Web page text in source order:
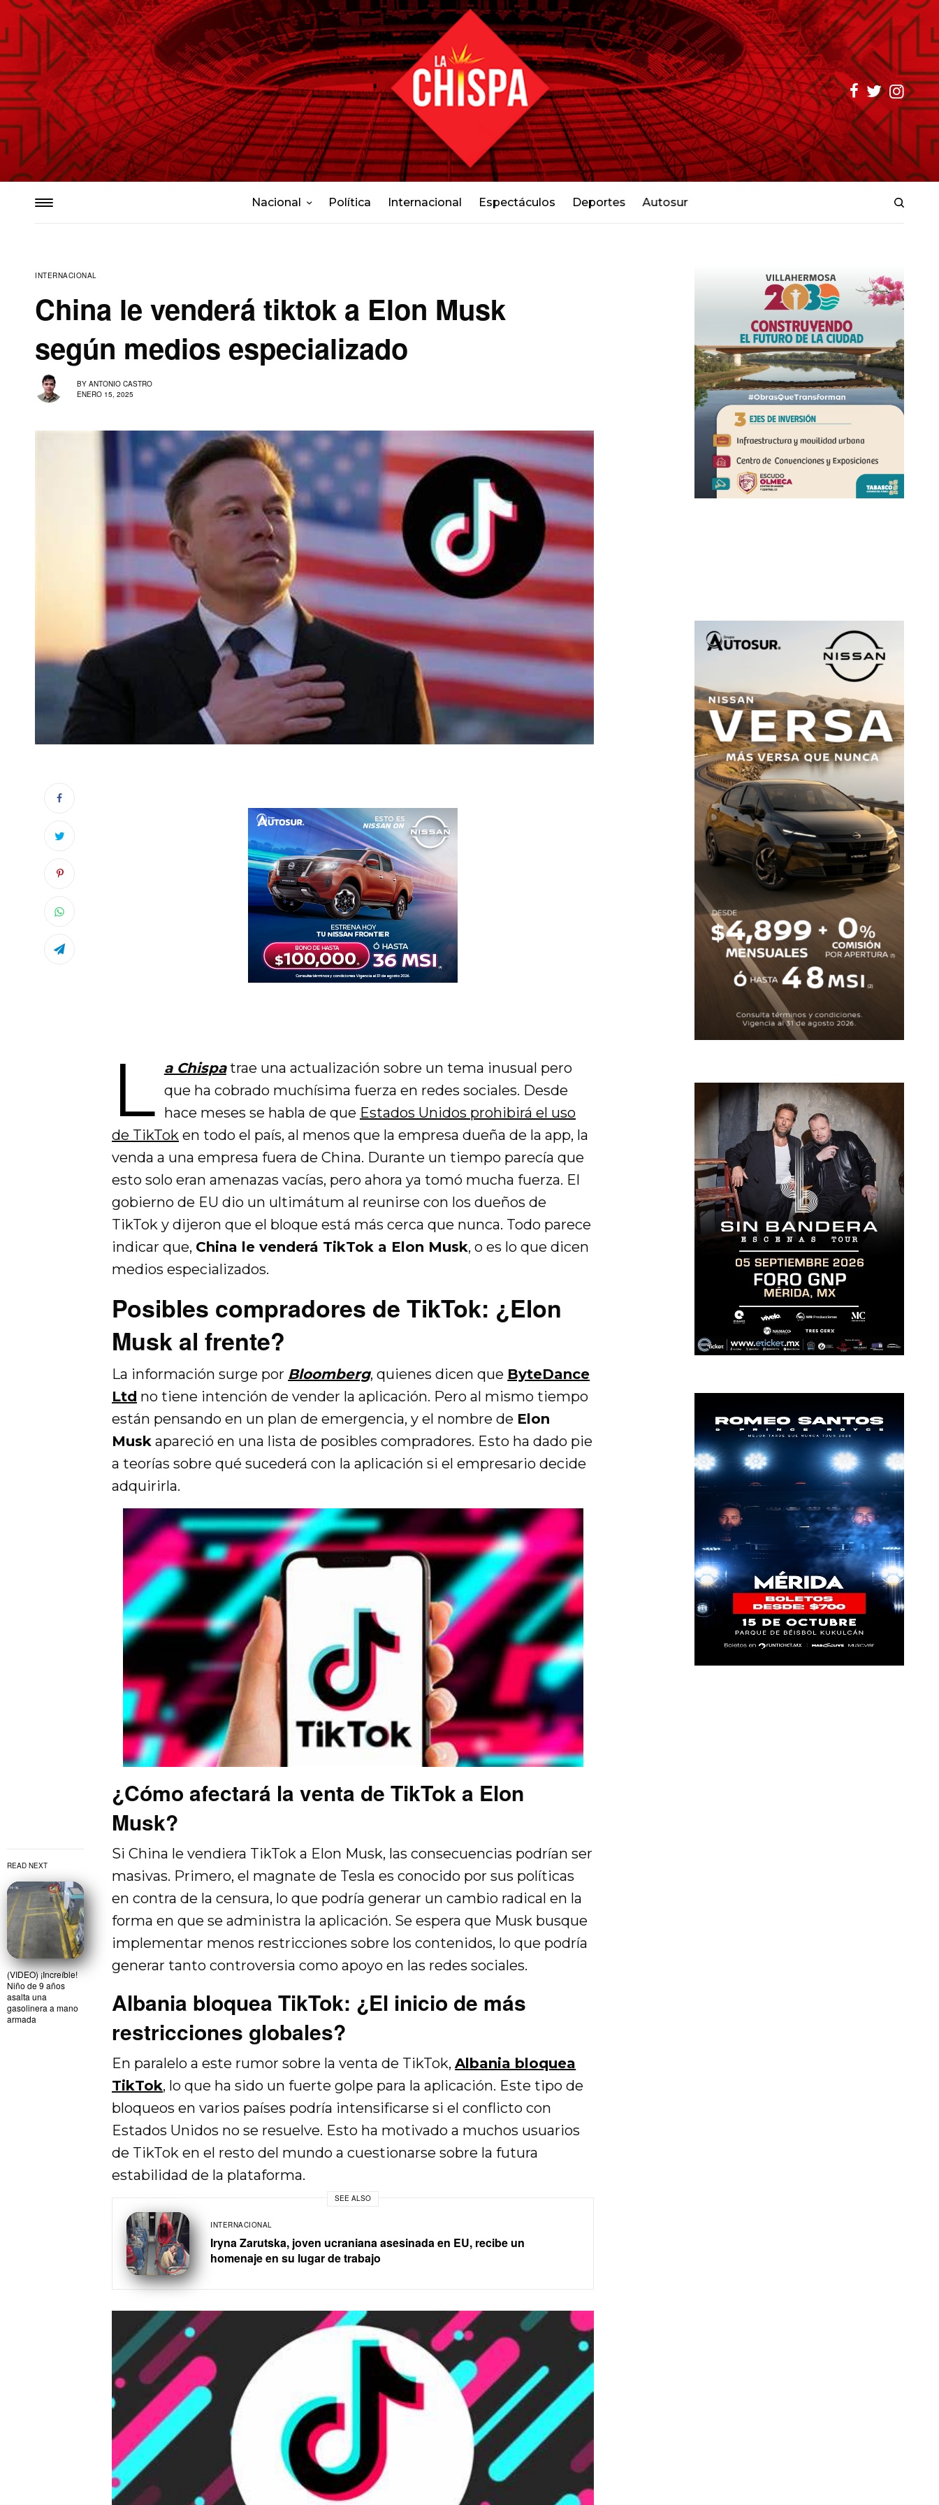
Nacional Política Internacional Espectáculos Deportes Autosur
INTERNACIONAL
China le venderá tiktok a Elon Musk
según medios especializado
BY ANTONIO CASTRO
ENERO 15, 2025
READ NEXT
(VIDEO) ¡Increíble!
Niño de 9 años
asalta una
gasolinera a mano
armada
L a Chispatrae una actualización sobre un tema inusual pero
que ha cobrado muchísima fuerza en redes sociales. Desde
hace meses se habla de que Estados Unidos prohibirá el uso
de TikTok en todo el país, al menos que la empresa dueña de la app, la
venda a una empresa fuera de China. Durante un tiempo parecía que
esto solo eran amenazas vacías, pero ahora ya tomó mucha fuerza. El
gobierno de EU dio un ultimátum al reunirse con los dueños de
TikTok y dijeron que el bloque está más cerca que nunca. Todo parece
indicar que, China le venderá TikTok a Elon Musk, o es lo que dicen
medios especializados.
Posibles compradores de TikTok: ¿Elon
Musk al frente?
La información surge por Bloomberg, quienes dicen que ByteDance
Ltd no tiene intención de vender la aplicación. Pero al mismo tiempo
están pensando en un plan de emergencia, y el nombre de Elon
Musk apareció en una lista de posibles compradores. Esto ha dado pie
a teorías sobre qué sucederá con la aplicación si el empresario decide
adquirirla.
¿Cómo afectará la venta de TikTok a Elon
Musk?
Si China le vendiera TikTok a Elon Musk, las consecuencias podrían ser
masivas. Primero, el magnate de Tesla es conocido por sus políticas
en contra de la censura, lo que podría generar un cambio radical en la
forma en que se administra la aplicación. Se espera que Musk busque
implementar menos restricciones sobre los contenidos, lo que podría
generar tanto controversia como apoyo en las redes sociales.
Albania bloquea TikTok: ¿El inicio de más
restricciones globales?
En paralelo a este rumor sobre la venta de TikTok,Albania bloquea
TikTok, lo que ha sido un fuerte golpe para la aplicación. Este tipo de
bloqueos en varios países podría intensificarse si el conflicto con
Estados Unidos no se resuelve. Esto ha motivado a muchos usuarios
de TikTok en el resto del mundo a cuestionarse sobre la futura
estabilidad de la plataforma.
SEE ALSO
INTERNACIONAL
Iryna Zarutska, joven ucraniana asesinada en EU, recibe un
homenaje en su lugar de trabajo